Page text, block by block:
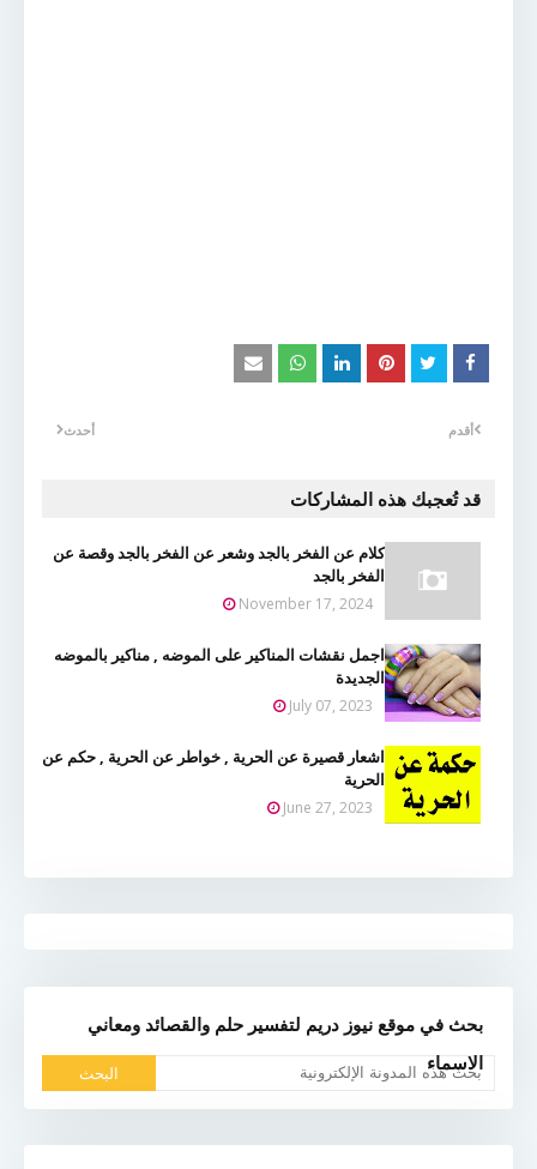
أحدث أقدم
قد تُعجبك هذه المشاركات
كلام عن الفخر بالجد وشعر عن الفخر بالجد وقصة عن
الفخر بالجد
November 17, 2024
اجمل نقشات المناكير على الموضه , مناكير بالموضه
الجديدة
July 07, 2023
اشعار قصيرة عن الحرية , خواطر عن الحرية , حكم عن
الحرية
June 27, 2023
بحث في موقع نيوز دريم لتفسير حلم والقصائد ومعاني
الاسماء